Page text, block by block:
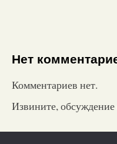
Нет
Комментариев нет.
Извините,